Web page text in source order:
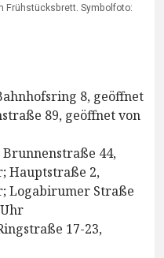
Frühstücksbrett. Symbolfoto:
8, geöffnet
89, geöffnet von
Brunnenstraße 44,
Hauptstraße 2,
Logabirumer Straße
17-23,